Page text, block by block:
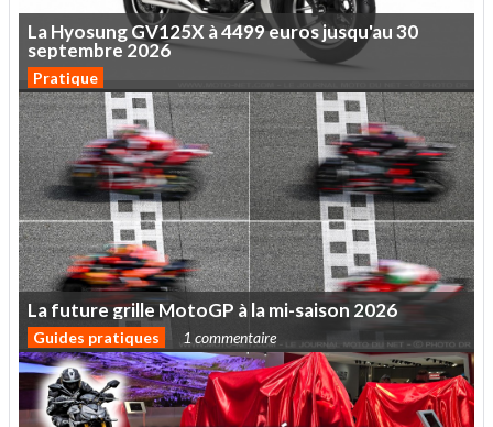
LaHyosungGV125X à4499eurosjusqu'au30
septembre 2026
Pratique
Lafuturegrille MotoGP àlami-saison 2026
Guides pratiques 1 commentaire